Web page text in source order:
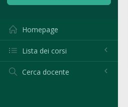
Homepage
Lista dei corsi
Cerca docente